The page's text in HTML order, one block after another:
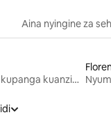
Aina nyingine za
Nyumba za kupanga kuanzia mwezi mmoja